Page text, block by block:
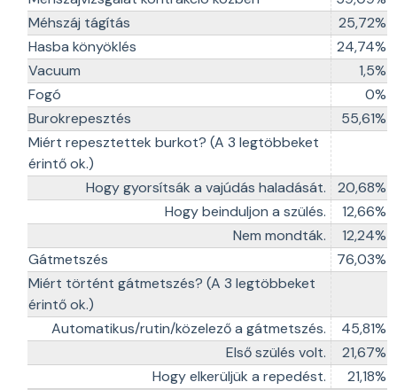
Méhszáj tágítás
25,72%
Hasba könyöklés
24,74%
Vacuum
1,5%
Fogó
0%
Burokrepesztés
55,61%
Miért repesztettek burkot? (A 3 legtöbbeket
érintő ok.)
Hogy gyorsítsák a vajúdás haladását.
20,68%
Hogy beinduljon a szülés.
12,66%
Nem mondták.
12,24%
Gátmetszés
76,03%
Miért történt gátmetszés? (A 3 legtöbbeket
érintő ok.)
Automatikus/rutin/közelező a gátmetszés.
45,81%
Első szülés volt.
21,67%
Hogy elkerüljük a repedést.
21,18%